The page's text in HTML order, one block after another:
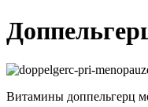
Витамины доппельгерц